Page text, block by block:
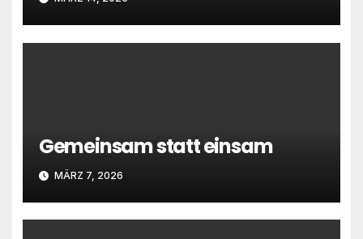
Gemeinsam statt einsam
MÄRZ 7, 2026